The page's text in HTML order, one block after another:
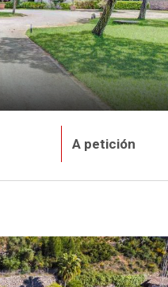
A petición